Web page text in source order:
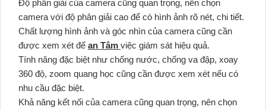
Độ phân giải của camera cũng quan trọng, nên chọn
camera với độ phân giải cao để có hình ảnh rõ nét, chi tiết.
Chất lượng hình ảnh và góc nhìn của camera cũng cần
được xem xét để an Tâm việc giám sát hiệu quả.
Tính năng đặc biệt như chống nước, chống va đập, xoay
360 độ, zoom quang học cũng cần được xem xét nếu có
nhu cầu đặc biệt.
Khả năng kết nối của camera cũng quan trọng, nên chọn